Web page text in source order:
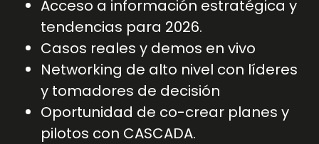
Acceso a información estratégica y
tendencias para 2026.
Casos reales y demos en vivo
Networking de alto nivel con líderes
y tomadores de decisión
Oportunidad de co-crear planes y
pilotos con CASCADA.